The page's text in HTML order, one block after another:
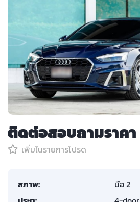
ติดต่อสอบถามราคา
เพิ่มในรายการโปรด
สภาพ:
มือ 2